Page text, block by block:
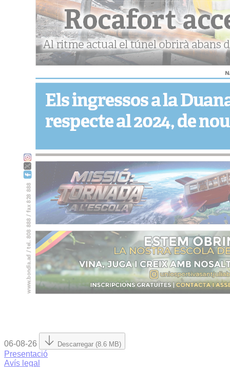
06-08-26 Descarregar (8.6 MB)
Presentació
Avís legal